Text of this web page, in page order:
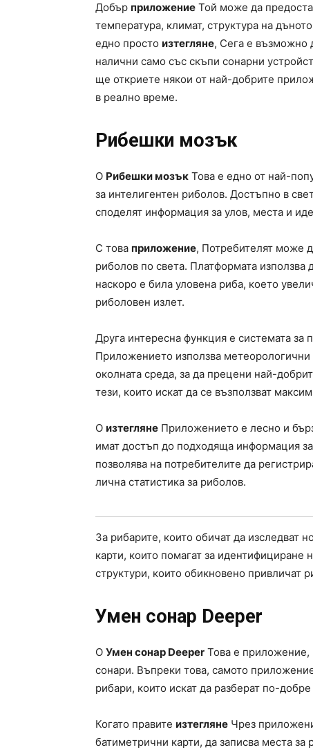
Добър приложение Той може да
температура, климат, структура на
едно просто изтегляне, Сега е възможно
налични само със скъпи сонарни
ще откриете някои от най-добрите
в реално време.
Рибешки мозък
O Рибешки мозък Това е едно от най-
за интелигентен риболов. Достъпно в
споделят информация за улов, места и
С това приложение, Потребителят може
риболов по света. Платформата
наскоро е била уловена риба, което
риболовен излет.
Друга интересна функция е системата за
Приложението използва
околната среда, за да прецени най-
тези, които искат да се възползват
O изтегляне Приложението е лесно и
имат достъп до подходяща информация
позволява на потребителите да
лична статистика за риболов.
За рибарите, които обичат да изследват
карти, които помагат за
структури, които обикновено привличат
Умен сонар Deeper
O Умен сонар Deeper Това е приложение,
сонари. Въпреки това, самото
рибари, които искат да разберат по-
Когато правите изтегляне Чрез
батиметрични карти, да записва места